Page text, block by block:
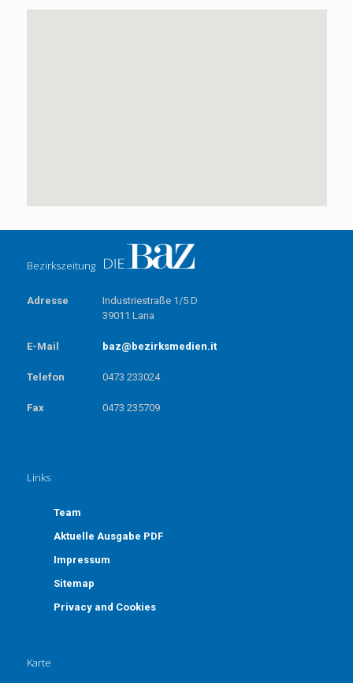
Bezirkszeitung
Adresse
Industriestraße 1/5 D
39011 Lana
E-Mail baz@bezirksmedien.it
Telefon 0473 233024
Fax 0473 235709
Links
Team
Aktuelle Ausgabe PDF
Impressum
Sitemap
Privacy and Cookies
Karte